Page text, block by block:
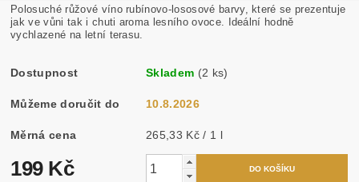
Polosuché růžové víno rubínovo-lososové barvy, které se prezentuje
jak ve vůni tak i chuti aroma lesního ovoce. Ideální hodně
vychlazené na letní terasu.
Dostupnost Skladem (2 ks)
Můžeme doručit do 10.8.2026
Měrná cena 265,33 Kč / 1 l
199 Kč